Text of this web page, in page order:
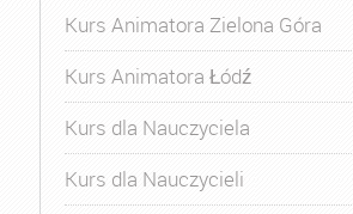
Kurs Animatora Zielona Góra
Kurs Animatora Łódź
Kurs dla Nauczyciela
Kurs dla Nauczycieli